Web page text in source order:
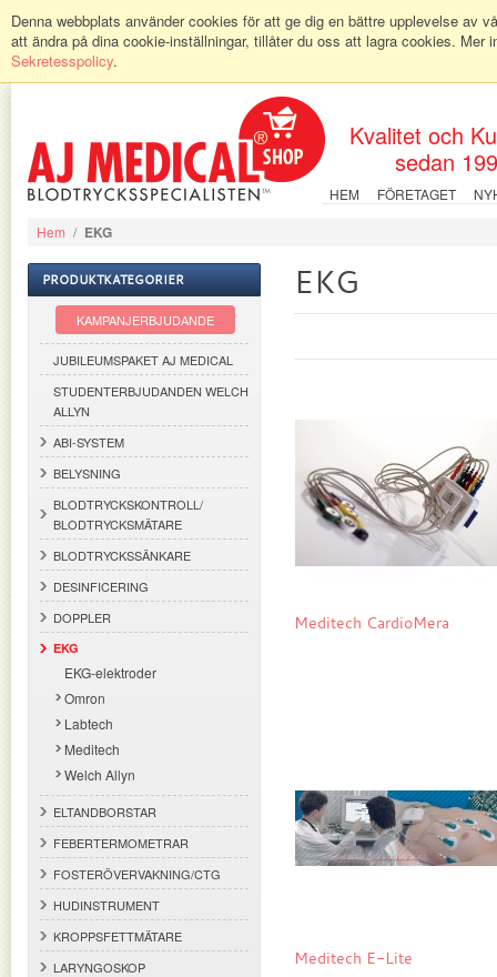
Denna webbplats använder cookies för att ge dig en bättre upplevelse av
att ändra på dina cookie-inställningar, tillåter du oss att lagra cookies. Mer
Sekretesspolicy.
Kvalitet och
sedan
HEM FÖRETAGET
Hem / EKG
PRODUKTKATEGORIER
KAMPANJERBJUDANDE
JUBILEUMSPAKET AJ MEDICAL
STUDENTERBJUDANDEN WELCH
ALLYN
ABI-SYSTEM
BELYSNING
BLODTRYCKSKONTROLL/
BLODTRYCKSMÄTARE
BLODTRYCKSSÄNKARE
DESINFICERING
DOPPLER
EKG
EKG-elektroder
Omron
Labtech
Meditech
Welch Allyn
ELTANDBORSTAR
FEBERTERMOMETRAR
FOSTERÖVERVAKNING/CTG
HUDINSTRUMENT
KROPPSFETTMÄTARE
LARYNGOSKOP
EKG
Meditech CardioMera
Meditech E-Lite